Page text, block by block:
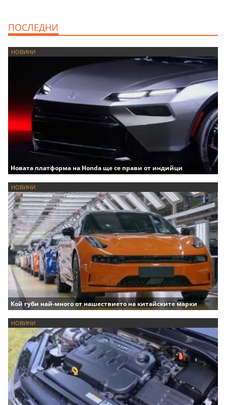
ПОСЛЕДНИ
НОВИНИ
Новата платформа на Honda ще се прави от индийци
НОВИНИ
Кой губи най-много от нашествието на китайските марки
НОВИНИ